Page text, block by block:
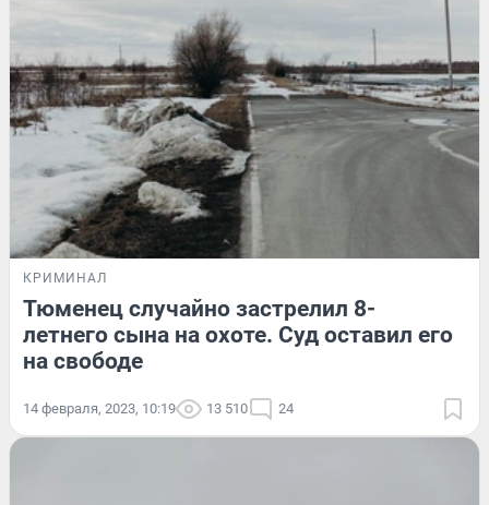
КРИМИНАЛ
Тюменец случайно застрелил 8-
летнего сына на охоте. Суд оставил его
на свободе
14 февраля, 2023, 10:19 13 510 24